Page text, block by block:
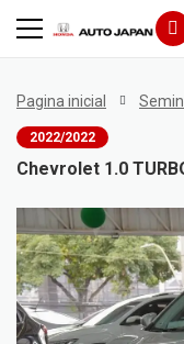
Pagina inicial
2022/2022
Chevrolet 1.0